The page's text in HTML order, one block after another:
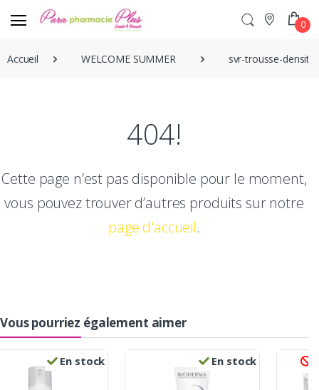
0
Accueil WELCOME SUMMER svr-trousse-
404!
Cette page n’est pas disponible pour le moment,
vous pouvez trouver d’autres produits sur notre
page d'accueil.
Vous pourriez également aimer
En stock En stock